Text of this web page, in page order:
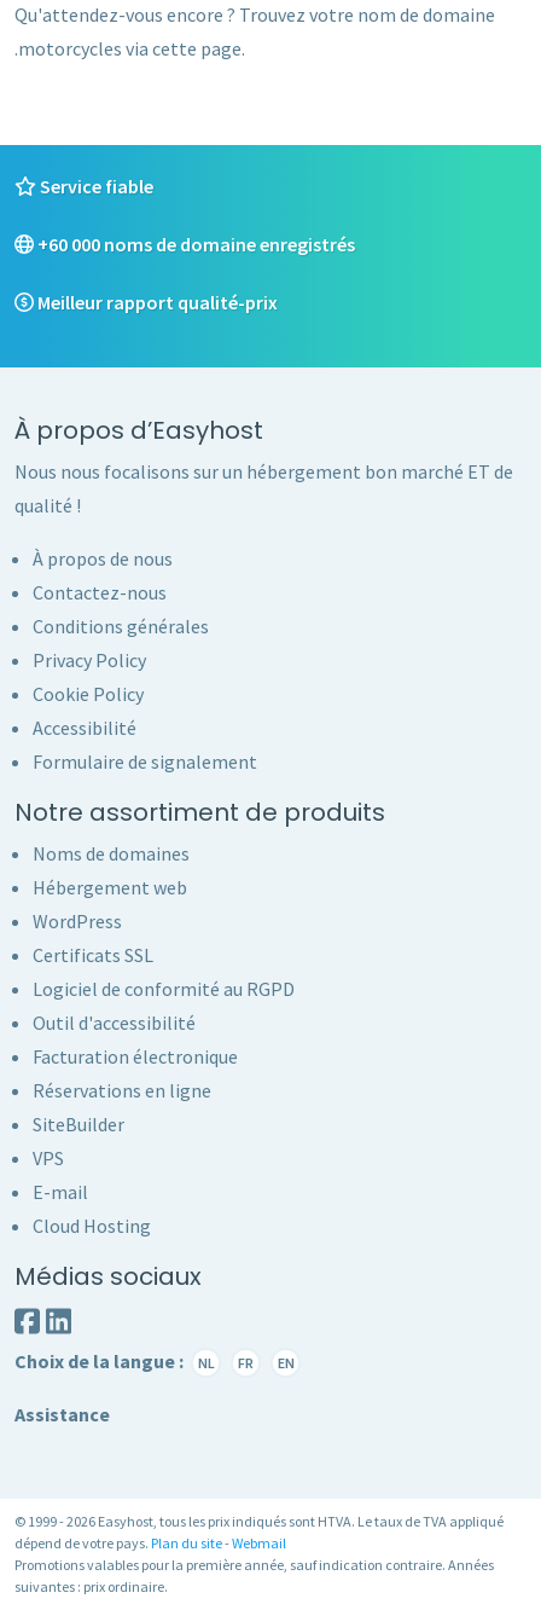
Qu'attendez-vous encore ? Trouvez votre nom de domaine
.motorcycles via cette page.
Service fiable
+60 000 noms de domaine enregistrés
Meilleur rapport qualité-prix
À propos d’Easyhost
Nous nous focalisons sur un hébergement bon marché ET de
qualité !
À propos de nous
Contactez-nous
Conditions générales
Privacy Policy
Cookie Policy
Accessibilité
Formulaire de signalement
Notre assortiment de produits
Noms de domaines
Hébergement web
WordPress
Certificats SSL
Logiciel de conformité au RGPD
Outil d'accessibilité
Facturation électronique
Réservations en ligne
SiteBuilder
VPS
E-mail
Cloud Hosting
Médias sociaux
Choix de la langue : NL FR EN
Assistance
© 1999 - 2026 Easyhost, tous les prix indiqués sont HTVA. Le taux de TVA appliqué
dépend de votre pays. Plan du site-Webmail
Promotions valables pour la première année, sauf indication contraire. Années
suivantes : prix ordinaire.